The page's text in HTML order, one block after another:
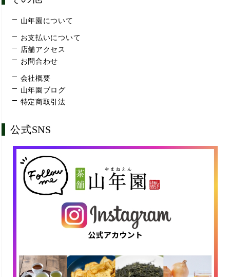
山年園について
お支払いについて
店舗アクセス
お問合わせ
会社概要
山年園ブログ
特定商取引法
公式SNS